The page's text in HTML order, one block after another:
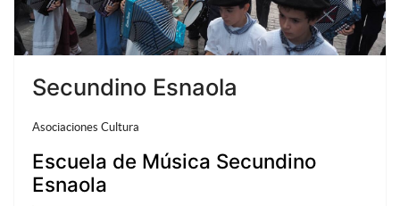
Secundino Esnaola
Asociaciones Cultura
Escuela de Música Secundino
Esnaola